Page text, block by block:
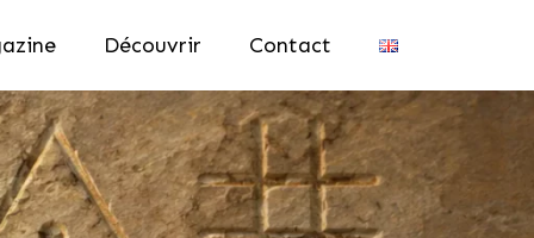
Découvrir Contact